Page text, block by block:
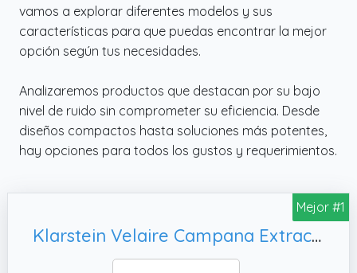
vamos a explorar diferentes modelos y sus
características para que puedas encontrar la mejor
opción según tus necesidades.
Analizaremos productos que destacan por su bajo
nivel de ruido sin comprometer su eficiencia. Desde
diseños compactos hasta soluciones más potentes,
hay opciones para todos los gustos y requerimientos.
Mejor #1
Klarstein Velaire Campana Extractora Integrada 60cm, Blanco